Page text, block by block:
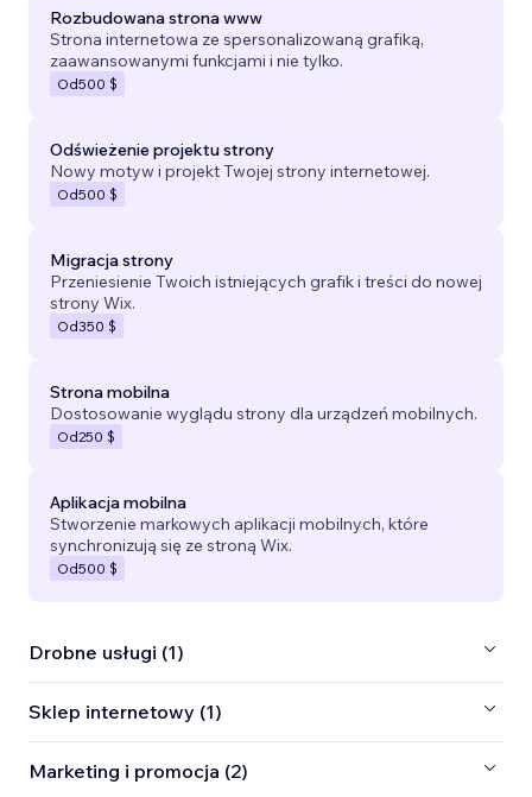
Rozbudowana strona www
Strona internetowa ze spersonalizowaną grafiką,
zaawansowanymi funkcjami i nie tylko.
Od500 $
Odświeżenie projektu strony
Nowy motyw i projekt Twojej strony internetowej.
Od500 $
Migracja strony
Przeniesienie Twoich istniejących grafik i treści do nowej
strony Wix.
Od350 $
Strona mobilna
Dostosowanie wyglądu strony dla urządzeń mobilnych.
Od250 $
Aplikacja mobilna
Stworzenie markowych aplikacji mobilnych, które
synchronizują się ze stroną Wix.
Od500 $
Drobne usługi (1)
Sklep internetowy (1)
Marketing i promocja (2)